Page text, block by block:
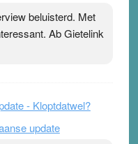
›[...]
beluisterd. Met
Ab Gietelink
- Kloptdatwel?
update